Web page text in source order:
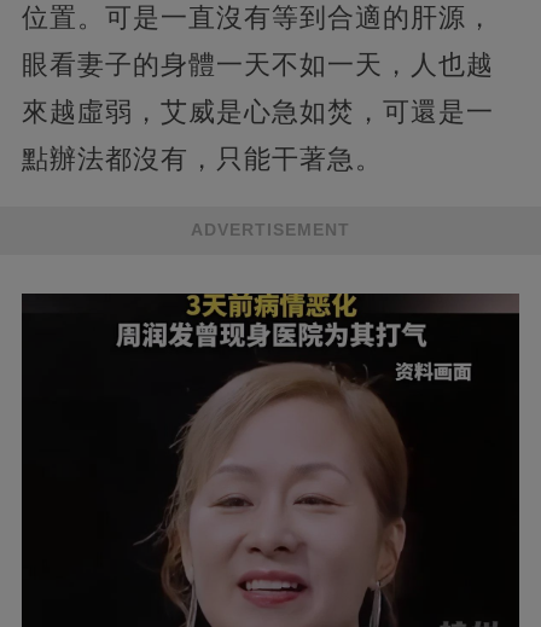
位置。可是一直沒有等到合適的肝源，
眼看妻子的身體一天不如一天，人也越
來越虛弱，艾威是心急如焚，可還是一
點辦法都沒有，只能干著急。
ADVERTISEMENT